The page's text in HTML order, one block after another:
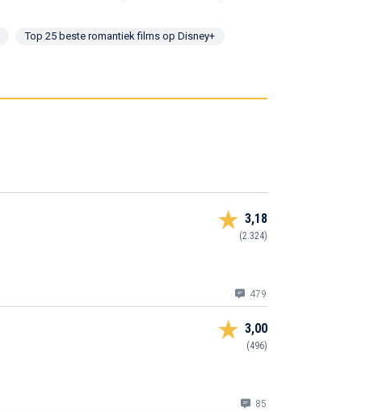
Top 25 beste romantiek films op Disney+
3,18
(2.324)
479
3,00
(496)
85